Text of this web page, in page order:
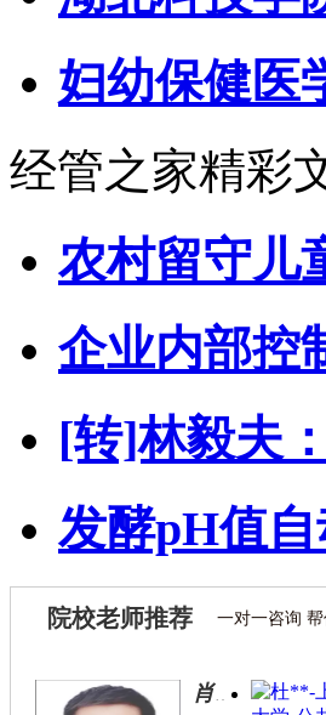
妇幼保健医
经管之家精彩
农村留守儿
企业内部控
[转]林毅夫
发酵pH值
院校老师推荐 一对一咨询
杜** 黄浦区